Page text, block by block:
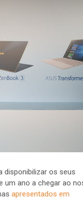
disponibilizar os seus
um ano a chegar ao
apresentados em